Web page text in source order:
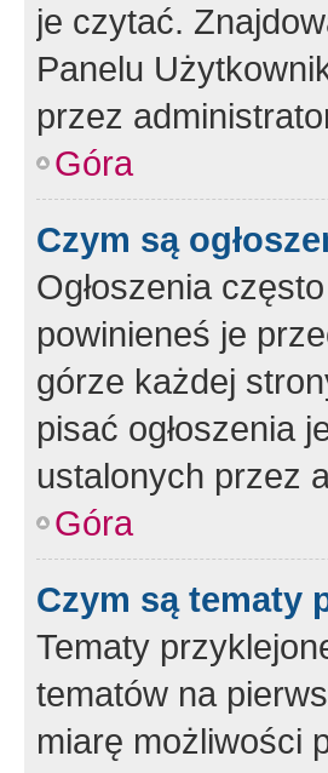
je czytać.
Panelu
przez
Góra
Czym są
Ogłoszenia
powinieneś je
górze każdej
pisać ogłoszenia
ustalonych przez
Góra
Czym są tematy
Tematy
tematów na
miarę możliwości